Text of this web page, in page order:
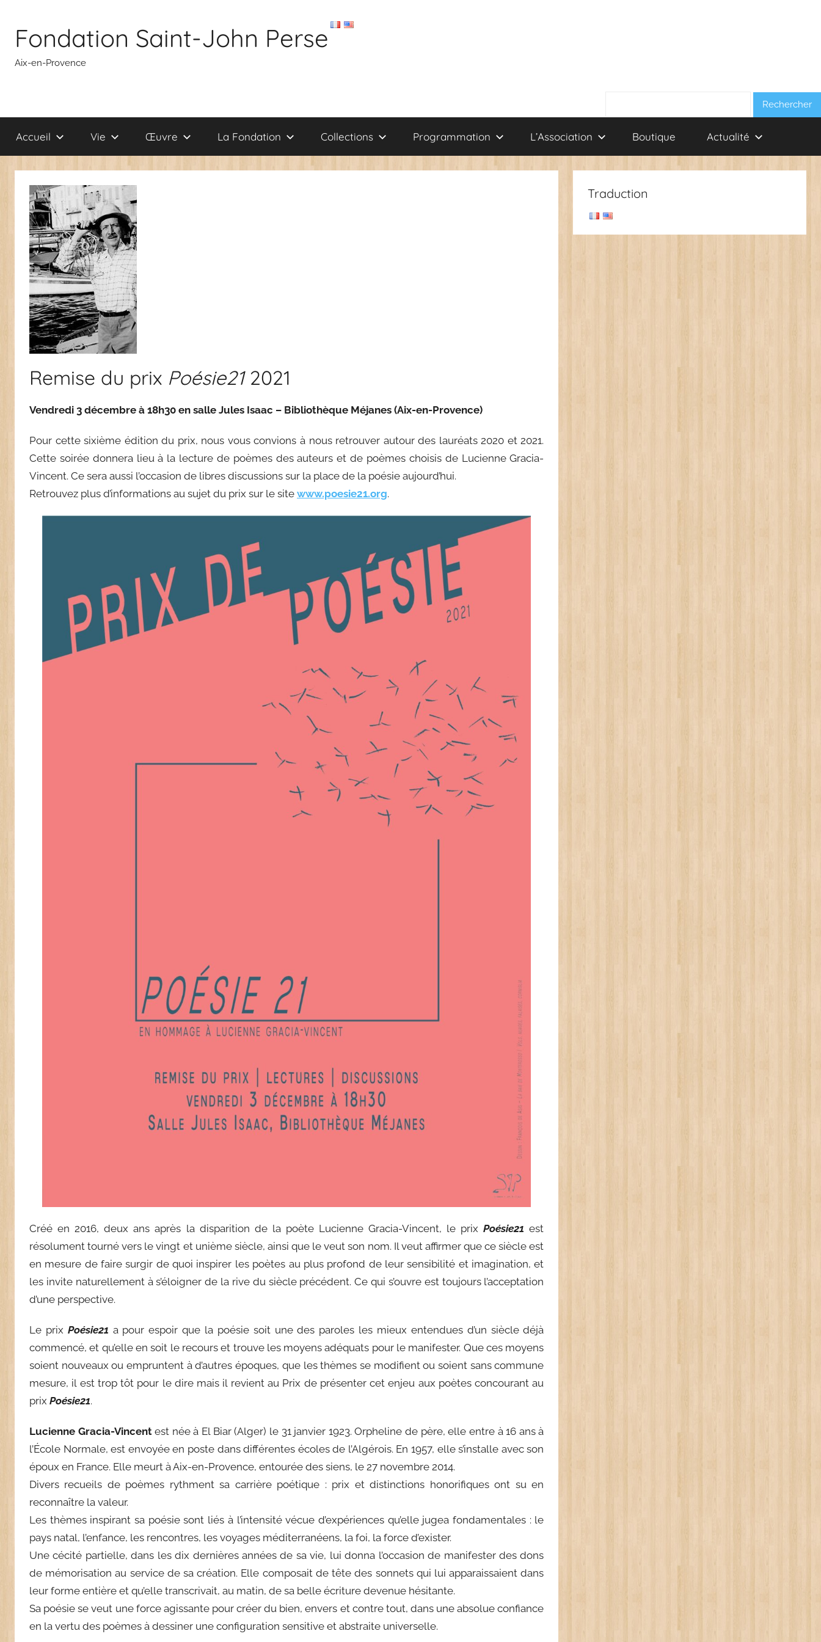
contenu
Fondation Saint-John Perse
Aix-en-Provence
Accueil Vie Œuvre La Fondation Collections Programmation L’Association Boutique Actualité
Remise du prix Poésie212021
Vendredi 3 décembre à 18h30 en salle Jules Isaac – Bibliothèque Méjanes (Aix-en-Provence)
Pour cette sixième édition du prix, nous vous convions à nous retrouver autour des lauréats 2020 et 2021.
Cette soirée donnera lieu à la lecture de poèmes des auteurs et de poèmes choisis de Lucienne Gracia-
Vincent. Ce sera aussi l’occasion de libres discussions sur la place de la poésie aujourd’hui.
Retrouvez plus d’informations au sujet du prix sur le site www.poesie21.org.
Créé en 2016, deux ans après la disparition de la poète Lucienne Gracia-Vincent, le prixPoésie21 est
résolument tourné vers le vingt et unième siècle, ainsi que le veut son nom. Il veut affirmer que ce siècle est
en mesure de faire surgir de quoi inspirer les poètes au plus profond de leur sensibilité et imagination, et
les invite naturellement à s’éloigner de la rive du siècle précédent. Ce qui s’ouvre est toujours l’acceptation
d’une perspective.
Le prix Poésie21 a pour espoir que la poésie soit une des paroles les mieux entendues d’un siècle déjà
commencé, et qu’elle en soit le recours et trouve les moyens adéquats pour le manifester. Que ces moyens
soient nouveaux ou empruntent à d’autres époques, que les thèmes se modifient ou soient sans commune
mesure, il est trop tôt pour le dire mais il revient au Prix de présenter cet enjeu aux poètes concourant au
prix Poésie21.
Lucienne Gracia-Vincentest née à El Biar (Alger) le 31 janvier 1923. Orpheline de père, elle entre à 16 ans à
l’École Normale, est envoyée en poste dans différentes écoles de l’Algérois. En 1957, elle s’installe avec son
époux en France. Elle meurt à Aix-en-Provence, entourée des siens, le 27 novembre 2014.
Divers recueils de poèmes rythment sa carrière poétique : prix et distinctions honorifiques ont su en
reconnaître la valeur.
Les thèmes inspirant sa poésie sont liés à l’intensité vécue d’expériences qu’elle jugea fondamentales : le
pays natal, l’enfance, les rencontres, les voyages méditerranéens, la foi, la force d’exister.
Une cécité partielle, dans les dix dernières années de sa vie, lui donna l’occasion de manifester des dons
de mémorisation au service de sa création. Elle composait de tête des sonnets qui lui apparaissaient dans
leur forme entière et qu’elle transcrivait, au matin, de sa belle écriture devenue hésitante.
Sa poésie se veut une force agissante pour créer du bien, envers et contre tout, dans une absolue confiance
en la vertu des poèmes à dessiner une configuration sensitive et abstraite universelle.
Traduction